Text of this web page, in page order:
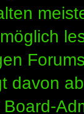
davon